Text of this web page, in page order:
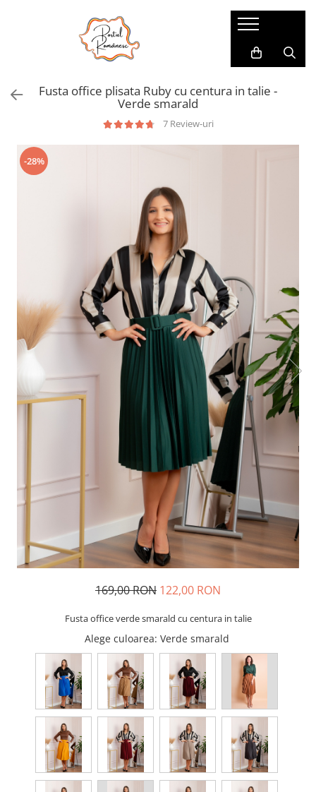
Pijamale Dama Marimi Mari
Pijamale Baieti
Pijamale Fetite
Imbracaminte copii
Imbracaminte Baieti
Fusta office plisata Ruby cu centura in talie -
Verde smarald
7 Review-uri
-28%
169,00 RON 122,00 RON
Fusta office verde smarald cu centura in talie
Alege culoarea: Verde smarald